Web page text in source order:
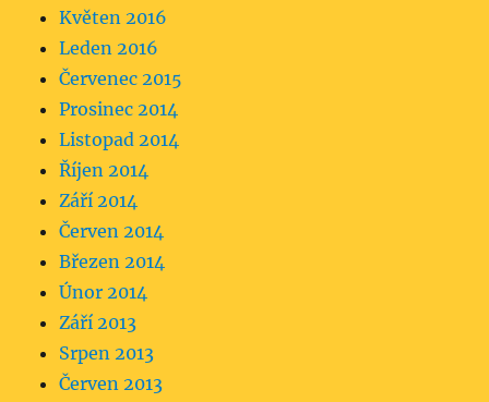
Květen 2016
Leden 2016
Červenec 2015
Prosinec 2014
Listopad 2014
Říjen 2014
Září 2014
Červen 2014
Březen 2014
Únor 2014
Září 2013
Srpen 2013
Červen 2013